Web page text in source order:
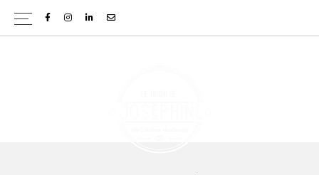
Passer
à
Passer
au
FACEBOOK
INSTAGRAM
LINKEDIN
EMAIL